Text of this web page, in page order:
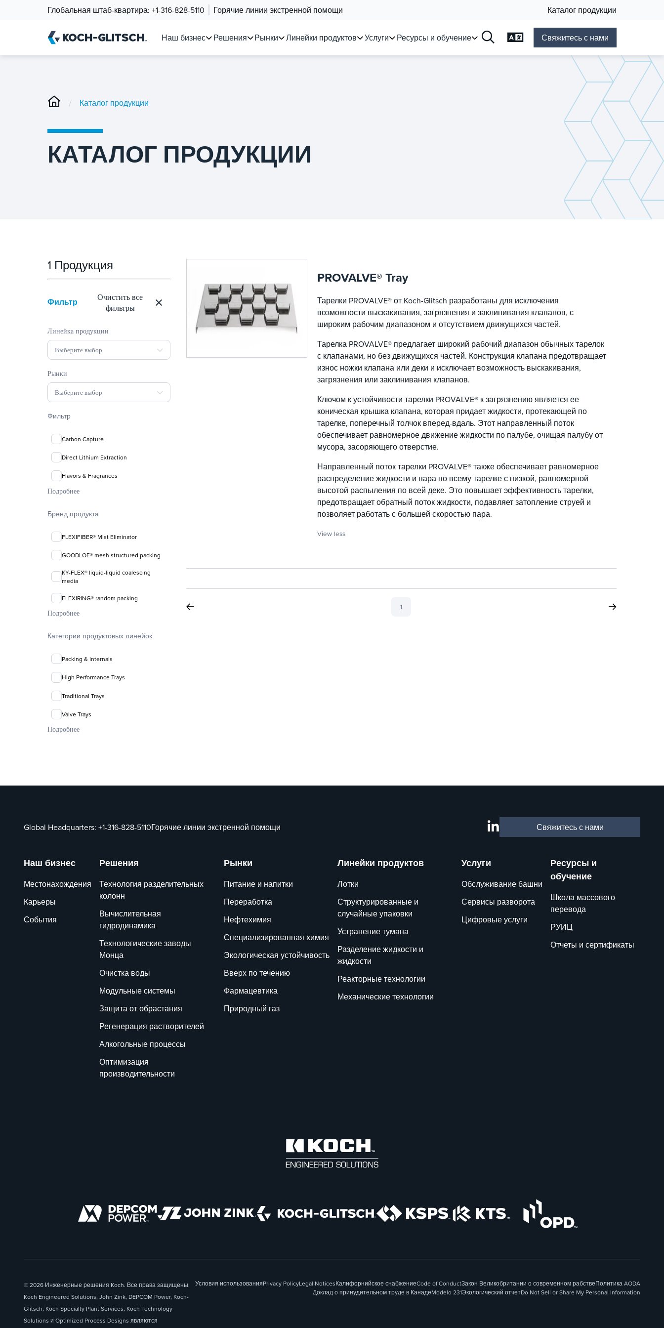
Глобальная штаб-квартира: +1-316-828-5110 Горячие линии экстренной помощи Каталог продукции
Наш бизнес Решения Рынки Линейки продуктов Услуги Ресурсы и обучение Язык сменыСвяжитесь с нами
/ Каталог продукции
КАТАЛОГ ПРОДУКЦИИ
1 Продукция
Фильтр
Очистить все
фильтры
Линейка продукции
Выберите выбор
Рынки
Выберите выбор
Фильтр
Carbon Capture
Direct Lithium Extraction
Flavors & Fragrances
Подробнее
Бренд продукта
FLEXIFIBER® Mist Eliminator
GOODLOE® mesh structured packing
KY-FLEX® liquid-liquid coalescing
media
FLEXIRING® random packing
Подробнее
Категории продуктовых линейок
Packing & Internals
High Performance Trays
Traditional Trays
Valve Trays
Подробнее
PROVALVE® Tray
Тарелки PROVALVE® от Koch-Glitsch разработаны для исключения
возможности выскакивания, загрязнения и заклинивания клапанов, с
широким рабочим диапазоном и отсутствием движущихся частей.
Тарелка PROVALVE® предлагает широкий рабочий диапазон обычных тарелок
с клапанами, но без движущихся частей. Конструкция клапана предотвращает
износ ножки клапана или деки и исключает возможность выскакивания,
загрязнения или заклинивания клапанов.
Ключом к устойчивости тарелки PROVALVE® к загрязнению является ее
коническая крышка клапана, которая придает жидкости, протекающей по
тарелке, поперечный толчок вперед-вдаль. Этот направленный поток
обеспечивает равномерное движение жидкости по палубе, очищая палубу от
мусора, засоряющего отверстие.
Направленный поток тарелки PROVALVE® также обеспечивает равномерное
распределение жидкости и пара по всему тарелке с низкой, равномерной
высотой распыления по всей деке. Это повышает эффективность тарелки,
предотвращает обратный поток жидкости, подавляет затопление струей и
позволяет работать с большей скоростью пара.
View less
1
Global Headquarters: +1-316-828-5110Горячие линии экстренной помощи Свяжитесь с нами
Наш бизнес
Местонахождения
Карьеры
События
Решения
Технология разделительных
колонн
Вычислительная
гидродинамика
Технологические заводы
Монца
Очистка воды
Модульные системы
Защита от обрастания
Регенерация растворителей
Алкогольные процессы
Оптимизация
производительности
Рынки
Питание и напитки
Переработка
Нефтехимия
Специализированная химия
Экологическая устойчивость
Вверх по течению
Фармацевтика
Природный газ
Линейки продуктов
Лотки
Структурированные и
случайные упаковки
Устранение тумана
Разделение жидкости и
жидкости
Реакторные технологии
Механические технологии
Услуги
Обслуживание башни
Сервисы разворота
Цифровые услуги
Ресурсы и
обучение
Школа массового
перевода
РУИЦ
Отчеты и сертификаты
© 2026 Инженерные решения Koch. Все права защищены.
Koch Engineered Solutions, John Zink, DEPCOM Power, Koch-
Glitsch, Koch Specialty Plant Services, Koch Technology
Solutions и Optimized Process Designs являются
Условия использованияPrivacy PolicyLegal NoticesКалифорнийское снабжениеCode of ConductЗакон Великобритании о современном рабствеПолитика AODA
Доклад о принудительном труде в КанадеModelo 231Экологический отчетDo Not Sell or Share My Personal Information